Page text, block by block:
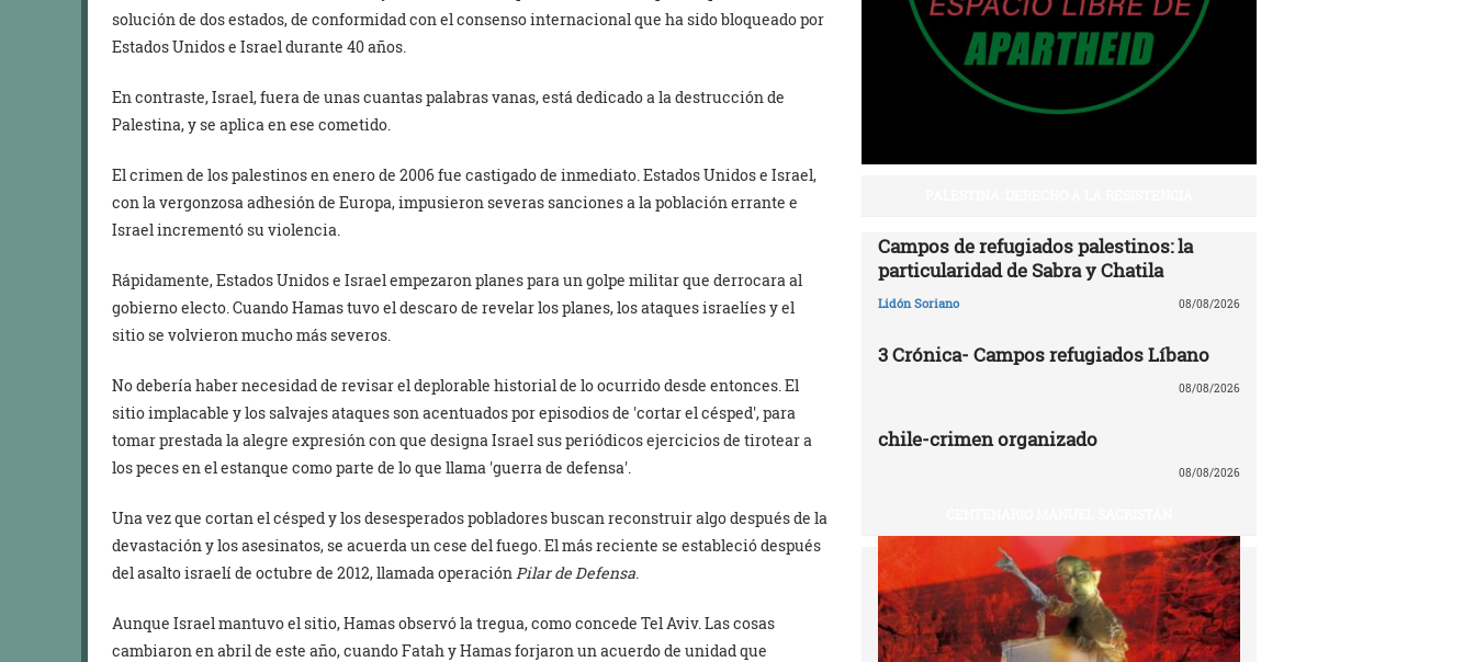
solución de dos estados, de conformidad con el consenso internacional que ha sido bloqueado por
Estados Unidos e Israel durante 40 años.
En contraste, Israel, fuera de unas cuantas palabras vanas, está dedicado a la destrucción de
Palestina, y se aplica en ese cometido.
El crimen de los palestinos en enero de 2006 fue castigado de inmediato. Estados Unidos e Israel,
con la vergonzosa adhesión de Europa, impusieron severas sanciones a la población errante e
Israel incrementó su violencia.
Rápidamente, Estados Unidos e Israel empezaron planes para un golpe militar que derrocara al
gobierno electo. Cuando Hamas tuvo el descaro de revelar los planes, los ataques israelíes y el
sitio se volvieron mucho más severos.
No debería haber necesidad de revisar el deplorable historial de lo ocurrido desde entonces. El
sitio implacable y los salvajes ataques son acentuados por episodios de cortar el césped, para
tomar prestada la alegre expresión con que designa Israel sus periódicos ejercicios de tirotear a
los peces en el estanque como parte de lo que llama guerra de defensa .
Una vez que cortan el césped y los desesperados pobladores buscan reconstruir algo después de la
devastación y los asesinatos, se acuerda un cese del fuego. El más reciente se estableció después
del asalto israelí de octubre de 2012, llamada operaciónPilar de Defensa.
Aunque Israel mantuvo el sitio, Hamas observó la tregua, como concede Tel Aviv. Las cosas
cambiaron en abril de este año, cuando Fatah y Hamas forjaron un acuerdo de unidad que
Campos de refugiados palestinos: la
particularidad de Sabra y Chatila
Lidón Soriano 08/08/2026
3 Crónica- Campos refugiados Líbano
08/08/2026
chile-crimen organizado
08/08/2026